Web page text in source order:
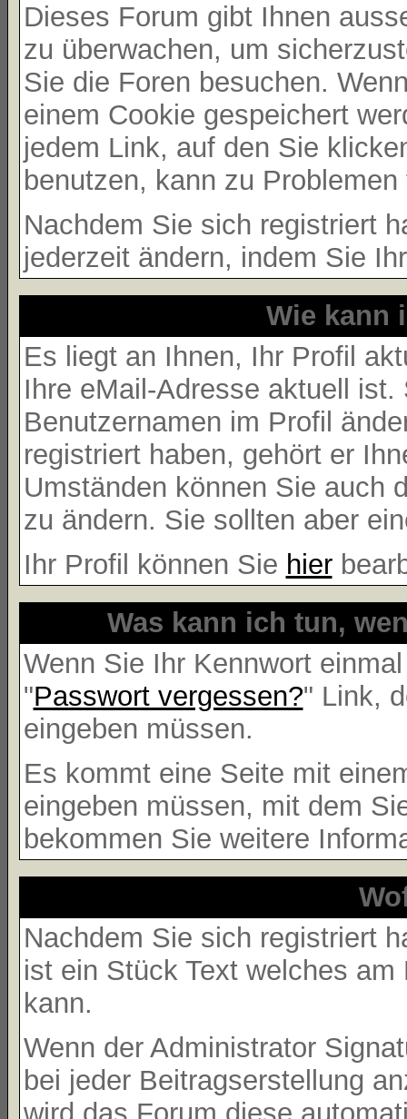
Dieses Forum gibt Ihnen
zu überwachen, um
Sie die Foren besuchen.
einem Cookie gespeichert
jedem Link, auf den Sie
benutzen, kann zu
Nachdem Sie sich registriert
jederzeit ändern, indem Sie
Wie kann
Es liegt an Ihnen, Ihr Profil
Ihre eMail-Adresse aktuell
Benutzernamen im Profil
registriert haben, gehört er
Umständen können Sie auch
zu ändern. Sie sollten aber
Ihr Profil können Sie hier
Was kann ich tun,
Wenn Sie Ihr Kennwort
"Passwort vergessen?" Link,
eingeben müssen.
Es kommt eine Seite mit
eingeben müssen, mit dem
bekommen Sie weitere
Nachdem Sie sich registriert
ist ein Stück Text welches
kann.
Wenn der Administrator
bei jeder Beitragserstellung